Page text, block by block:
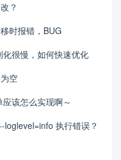
？
时报错，BUG
很慢，如何快速优化
空
该怎么实现啊～
执行错误？